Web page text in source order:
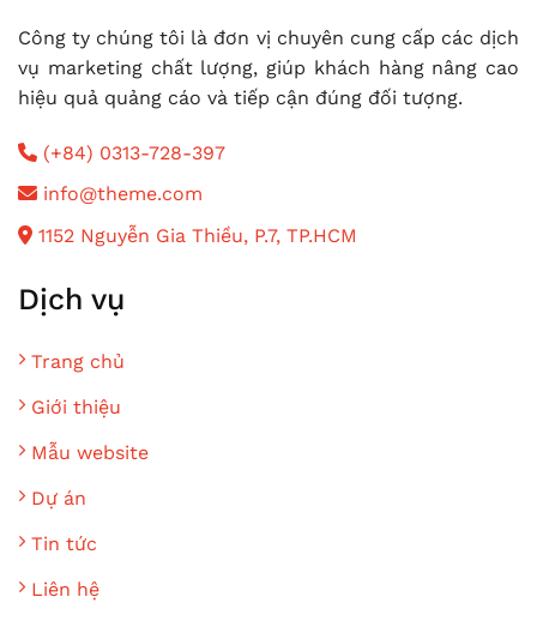
Công ty chúng tôi là đơn vị chuyên cung cấp các dịch
vụ marketing chất lượng, giúp khách hàng nâng cao
hiệu quả quảng cáo và tiếp cận đúng đối tượng.
(+84) 0313-728-397
info@theme.com
1152 Nguyễn Gia Thiều, P.7, TP.HCM
Dịch vụ
Trang chủ
Giới thiệu
Mẫu website
Dự án
Tin tức
Liên hệ